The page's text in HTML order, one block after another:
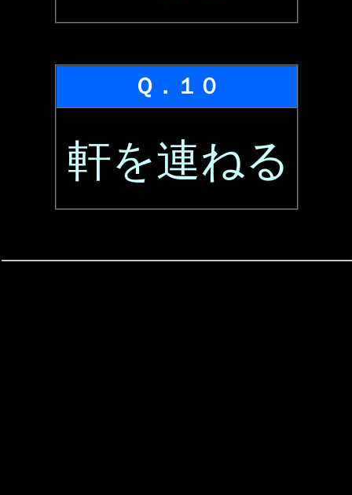
Ｑ．１０
軒を連ねる